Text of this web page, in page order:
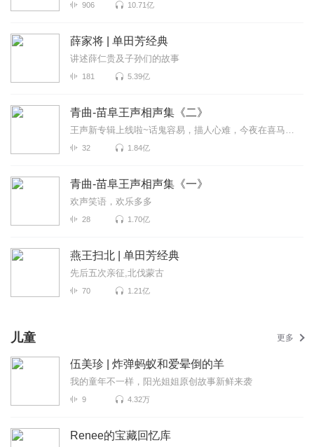
906 10.71亿
薛家将 | 单田芳经典
讲述薛仁贵及子孙们的故事
181 5.39亿
青曲-苗阜王声相声集《二》
王声新专辑上线啦~话鬼容易，描人心难，今夜在喜马拉雅，王声与您不见不散>>>2023年青曲社最新相声合集...
32 1.84亿
青曲-苗阜王声相声集《一》
欢声笑语，欢乐多多
28 1.70亿
燕王扫北 | 单田芳经典
先后五次亲征,北伐蒙古
70 1.21亿
儿童 更多
伍美珍 | 炸弹蚂蚁和爱晕倒的羊
我的童年不一样，阳光姐姐原创故事新鲜来袭
9 4.32万
Renee的宝藏回忆库